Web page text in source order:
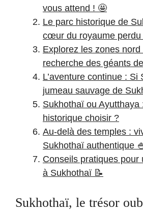
vous attend ! 🤩
Le parc historique de
cœur du royaume
Explorez les zones
recherche des géants
L’aventure continue : Si
jumeau sauvage de
Sukhothaï ou Ayutthaya
historique choisir ?
Au-delà des temples :
Sukhothaï authentique
Conseils pratiques pour
à Sukhothaï 📝
Sukhothaï, le trésor